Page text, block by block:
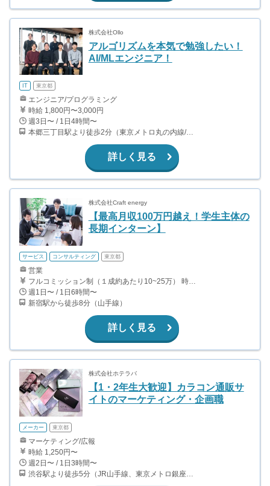
株式会社Ollo
アルゴリズムを本気で勉強したい！
AI/MLエンジニア！
IT 東京都
エンジニア/プログラミング
時給 1,800円〜3,000円
週3日〜 / 1日4時間〜
本郷三丁目駅より徒歩2分（東京メトロ丸の内線/都営地下鉄大江戸線）
詳しく見る
株式会社Craft energy
【最高月収100万円越え！学生主体の
長期インターン】
サービス コンサルティング 東京都
営業
フルコミッション制（１成約あたり10~25万） 時給換算で（2000円〜2500円）程度が目安となります。 月100万を稼ぐ学生多数在籍しています。 ■収入例 〇入社1か月目（早稲田大学2年生） 役職：アポインター 月間1契約×10万円＝10万円 ＋交通費 〇入社3か月目（明治大学2年生） 役職：アポインター 月間2契約×13万円＝26万円 ＋交通費 〇入社6か月目（慶應義塾大学3年生） 役職：アポインター 月間5契約×15万円＝75万円 ＋交通費 〇入社15か月目（東京大学3年生） 役職：クローザー 月間3契約×25万=75万円 ＋交通費 交通費支給あり
週1日〜 / 1日6時間〜
新宿駅から徒歩8分（山手線）
詳しく見る
株式会社ホテラバ
【1・2年生大歓迎】カラコン通販サ
イトのマーケティング・企画職
メーカー 東京都
マーケティング/広報
時給 1,250円〜
週2日〜 / 1日3時間〜
渋谷駅より徒歩5分（JR山手線、東京メトロ銀座・半蔵門・副都心線）